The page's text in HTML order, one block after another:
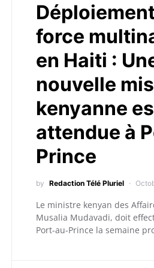
force
en Haiti :
nouvelle
kenyanne
attendue à
Prince
by Redaction Télé Pluriel
Le ministre kenyan des
Musalia Mudavadi, doit
Port-au-Prince la semaine